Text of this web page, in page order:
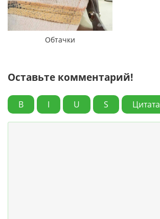
Обтачки
Оставьте комментарий!
B I U S Цитата